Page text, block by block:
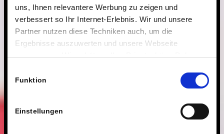
uns, Ihnen relevantere Werbung zu zeigen und
verbessert so Ihr Internet-Erlebnis. Wir und unsere
Partner nutzen diese Techniken auch, um die
Ergebnisse auszuwerten und unsere Webseite
anzupassen. Wir schätzen Ihre Privatsphäre. Daher
Technologien.
Funktion
Einstellungen